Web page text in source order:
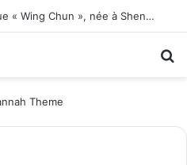
La création chorégraphique « Wing Chun », née à Shenzhen, fait ses débuts en Corée du Sud